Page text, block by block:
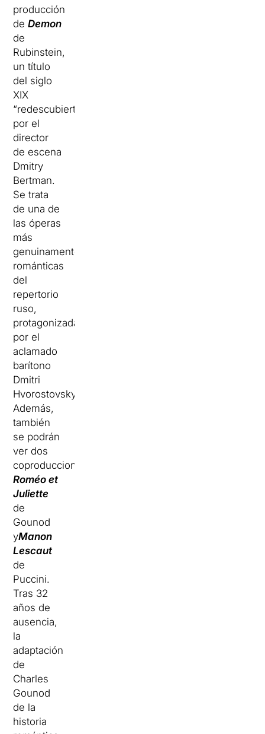
producción
deDemon
de
Rubinstein,
un título
del siglo
XIX
“redescubierto”
por el
director
de escena
Dmitry
Bertman.
Se trata
de una de
las óperas
más
genuinamente
románticas
del
repertorio
ruso,
protagonizada
por el
aclamado
barítono
Dmitri
Hvorostovsky.
Además,
también
se podrán
ver dos
coproducciones:
Roméo et
Juliette
de
Gounod
yManon
Lescaut
de
Puccini.
Tras 32
años de
ausencia,
la
adaptación
de
Charles
Gounod
de la
historia